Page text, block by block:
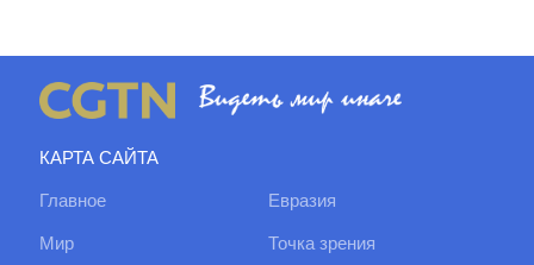
КАРТА САЙТА
Главное
Евразия
Мир
Точка зрения